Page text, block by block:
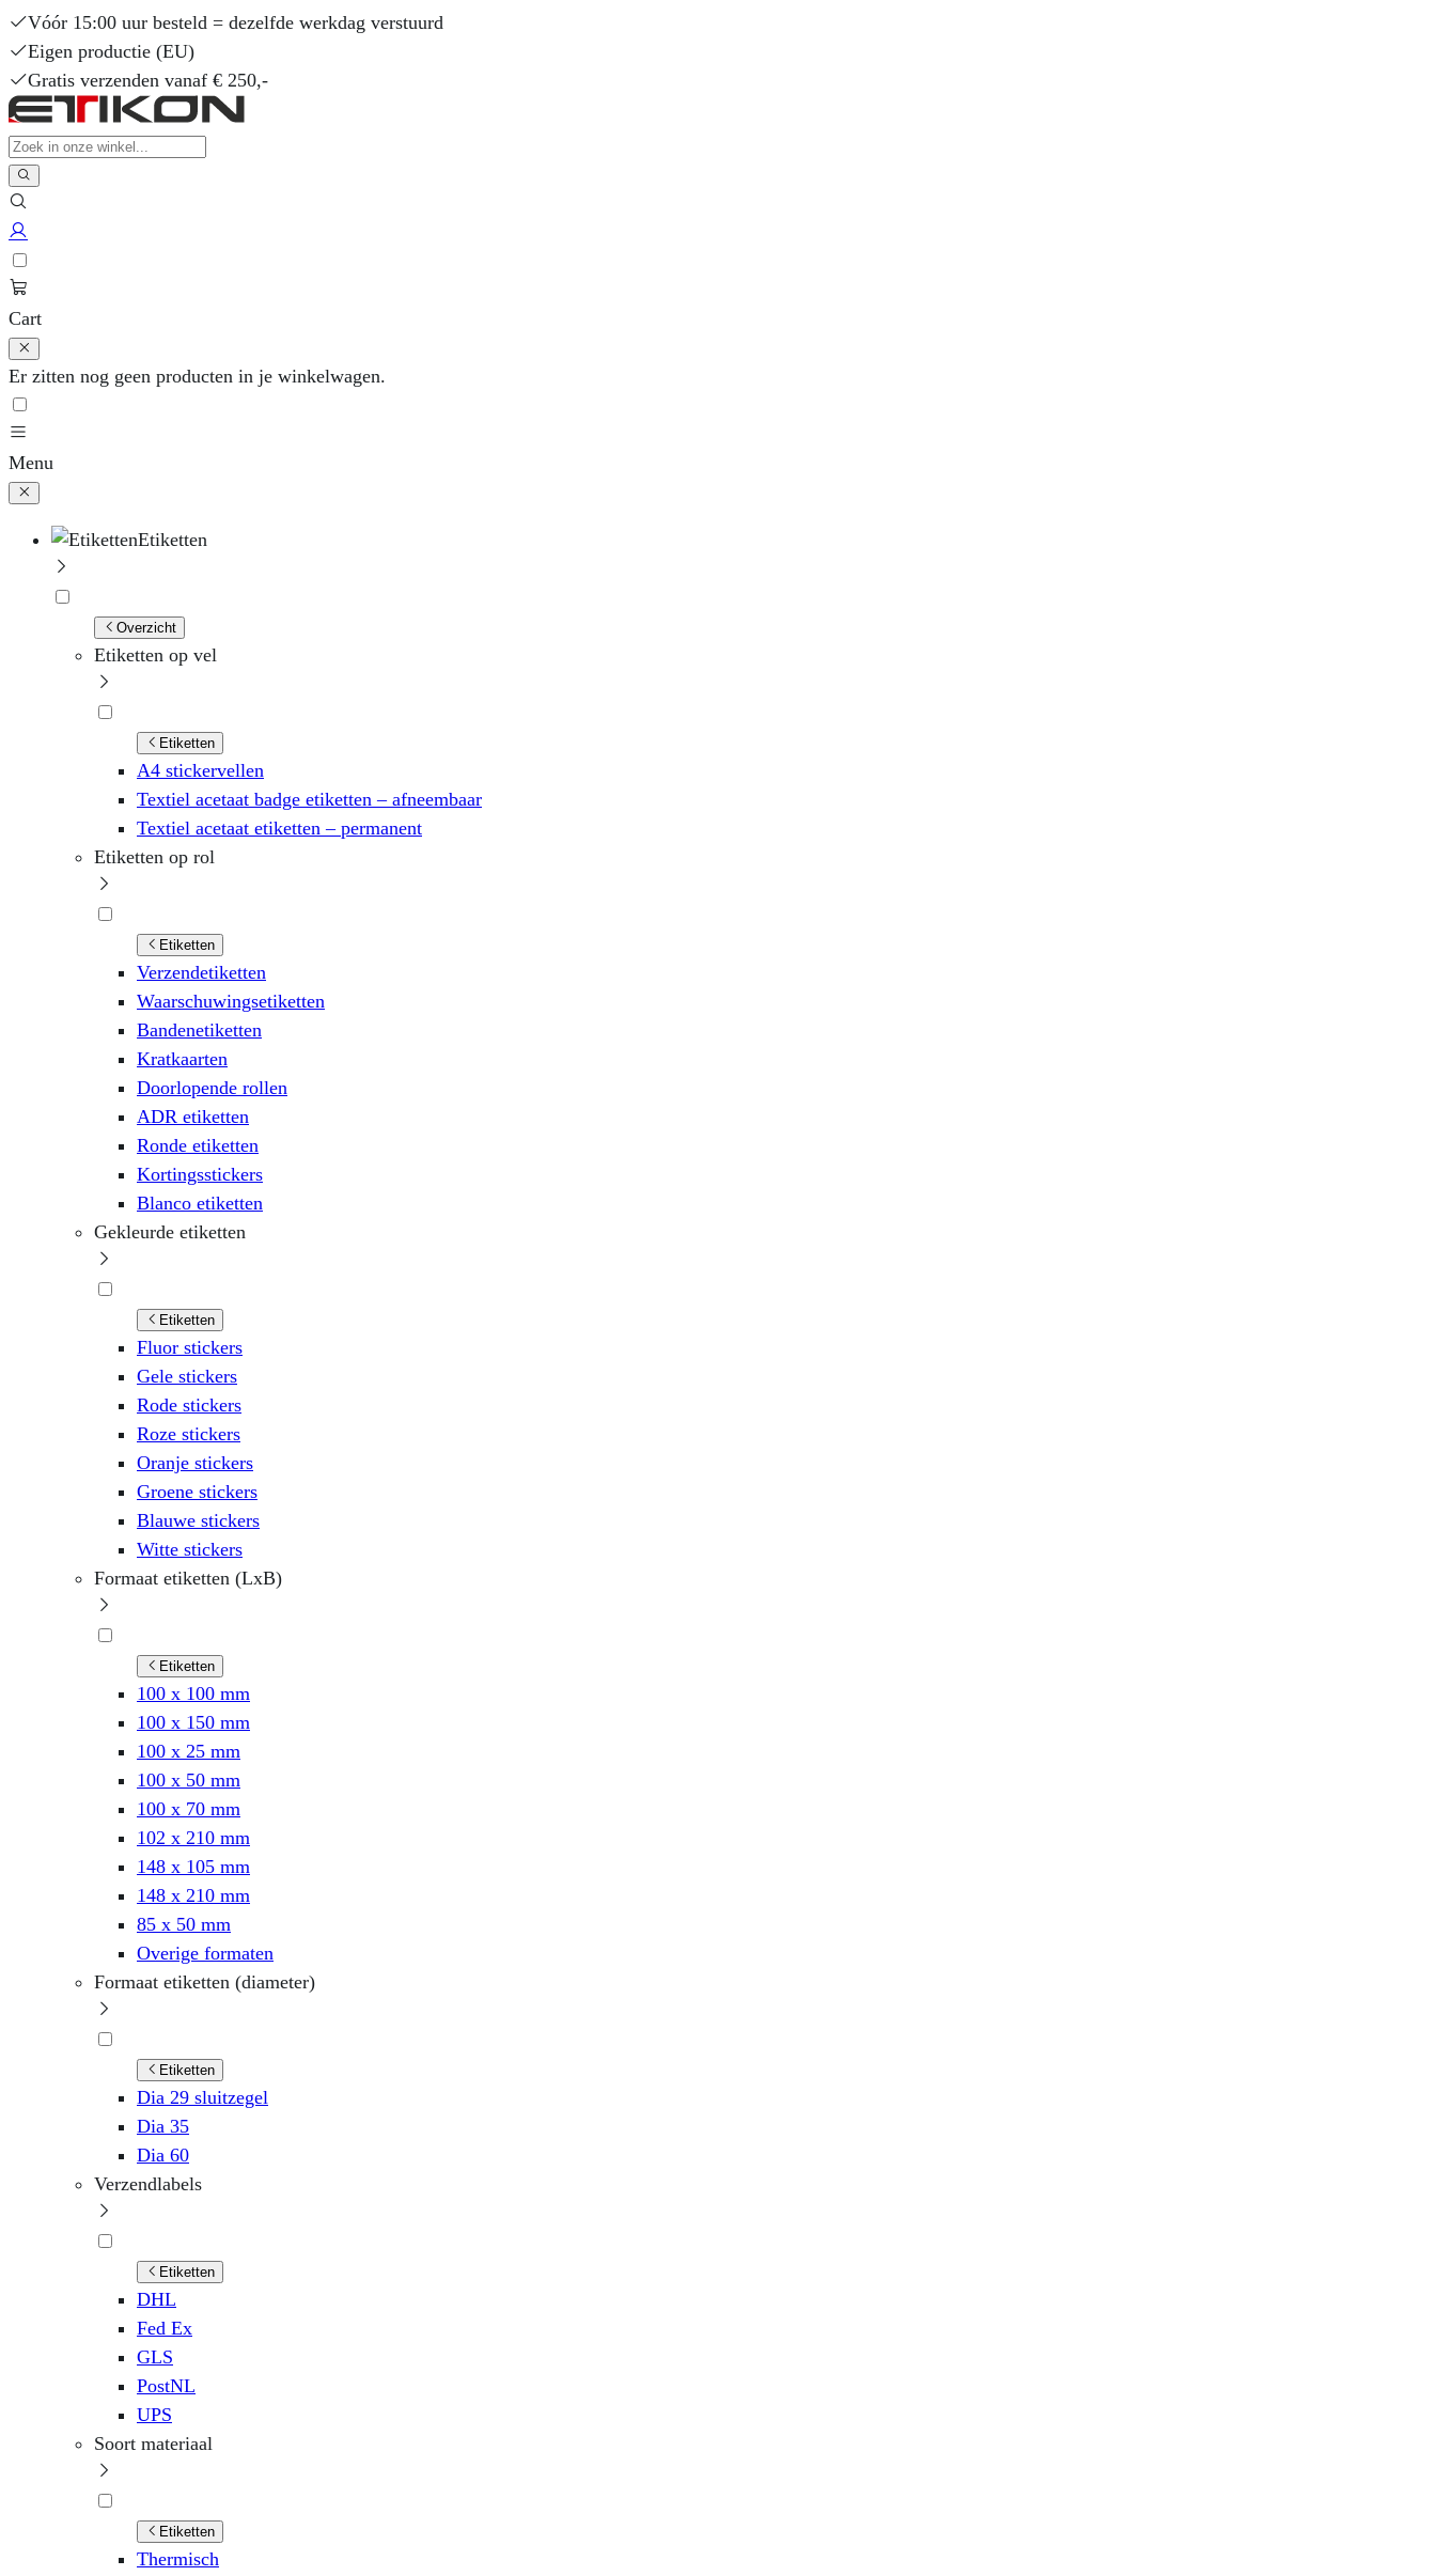
Vóór 15:00 uur besteld = dezelfde werkdag verstuurd
Eigen productie (EU)
Gratis verzenden vanaf € 250,-
Cart
Er zitten nog geen producten in je winkelwagen.
Menu
Etiketten
Overzicht
Etiketten op vel
Etiketten
A4 stickervellen
Textiel acetaat badge etiketten – afneembaar
Textiel acetaat etiketten – permanent
Etiketten op rol
Etiketten
Verzendetiketten
Waarschuwingsetiketten
Bandenetiketten
Kratkaarten
Doorlopende rollen
ADR etiketten
Ronde etiketten
Kortingsstickers
Blanco etiketten
Gekleurde etiketten
Etiketten
Fluor stickers
Gele stickers
Rode stickers
Roze stickers
Oranje stickers
Groene stickers
Blauwe stickers
Witte stickers
Formaat etiketten (LxB)
Etiketten
100 x 100 mm
100 x 150 mm
100 x 25 mm
100 x 50 mm
100 x 70 mm
102 x 210 mm
148 x 105 mm
148 x 210 mm
85 x 50 mm
Overige formaten
Formaat etiketten (diameter)
Etiketten
Dia 29 sluitzegel
Dia 35
Dia 60
Verzendlabels
Etiketten
DHL
Fed Ex
GLS
PostNL
UPS
Soort materiaal
Etiketten
Thermisch